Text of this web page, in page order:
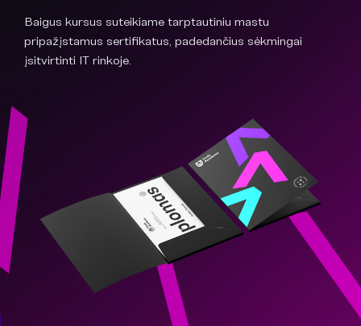
Baigus kursus suteikiame tarptautiniu mastu
pripažįstamus sertifikatus, padedančius sėkmingai
įsitvirtinti IT rinkoje.